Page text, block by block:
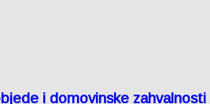
i domovinske